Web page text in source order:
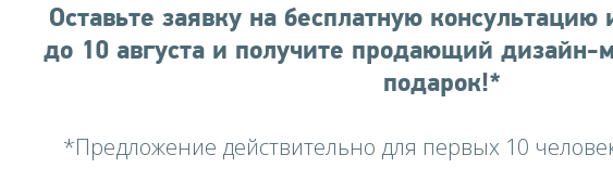
Оставьте заявку на бесплатную консультацию
до 10 августаи получите продающий дизайн-
подарок!*
*Предложение действительно для первых 10